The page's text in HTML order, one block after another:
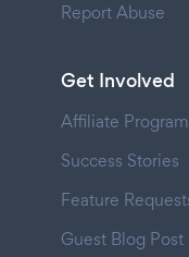
Report Abuse
Get Involved
Affiliate Program
Success Stories
Feature
Guest Blog Post